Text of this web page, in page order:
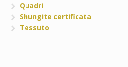
Quadri
Shungite certificata
Tessuto